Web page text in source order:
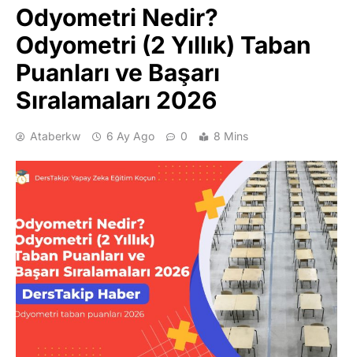
Odyometri Nedir?
Odyometri (2 Yıllık) Taban
Puanları ve Başarı
Sıralamaları 2026
Ataberkw 6 Ay Ago 0 8 Mins